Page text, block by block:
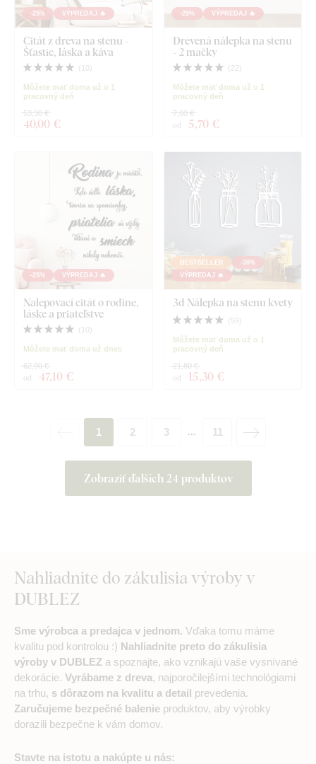
-25% VÝPREDAJ 🔥
Citát z dreva na stenu -
Šťastie, láska a káva
( 10)
Môžete mať doma už o 1
pracovný deň
40,00 €
53,30 €
-25% VÝPREDAJ 🔥
Drevená nálepka na stenu
- 2 mačky
( 22)
Môžete mať doma už o 1
pracovný deň
od 5,70 €
7,60 €
-25% VÝPREDAJ 🔥
Nalepovací citát o rodine,
láske a priateľstve
( 10)
Môžete mať doma už dnes
od 47,10 €
62,90 €
BESTSELLER
-30%
VÝPREDAJ 🔥
3d Nálepka na stenu kvety
( 59)
Môžete mať doma už o 1
pracovný deň
od 15,30 €
21,80 €
Zobraziť ďalších 24 produktov
1 2 3 ... 11
Nahliadnite do zákulisia výroby v
DUBLEZ
Sme výrobca a predajca v jednom. Vďaka tomu máme
kvalitu pod kontrolou :) Nahliadnite preto do zákulisia
výroby v DUBLEZ a spoznajte, ako vznikajú vaše vysnívané
dekorácie. Vyrábame z dreva, najporočilejšími technológiami
na trhu, s dôrazom na kvalitu a detail prevedenia.
Zaručujeme bezpečné balenie produktov, aby výrobky
dorazili bezpečne k vám domov.
Stavte na istotu a nakúpte u nás: